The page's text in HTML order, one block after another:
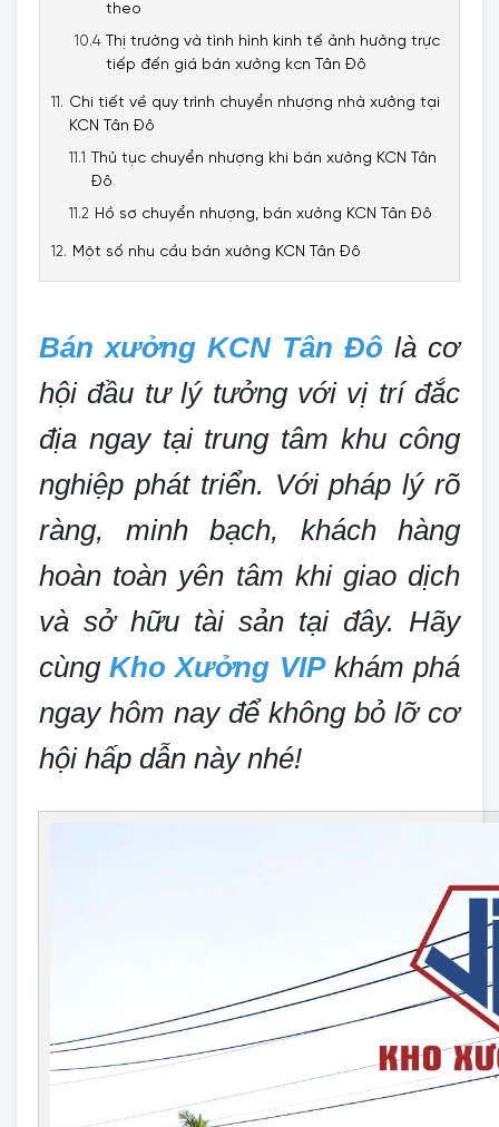
theo
Thị trường và tình hình kinh tế ảnh hưởng trực
tiếp đến giá bán xưởng kcn Tân Đô
Chi tiết về quy trình chuyển nhượng nhà xưởng tại
KCN Tân Đô
Thủ tục chuyển nhượng khi bán xưởng KCN Tân
Đô
Hồ sơ chuyển nhượng, bán xưởng KCN Tân Đô
Một số nhu cầu bán xưởng KCN Tân Đô
Bán xưởng KCN Tân Đô là cơ
hội đầu tư lý tưởng với vị trí đắc
địa ngay tại trung tâm khu công
nghiệp phát triển. Với pháp lý rõ
ràng, minh bạch, khách hàng
hoàn toàn yên tâm khi giao dịch
và sở hữu tài sản tại đây. Hãy
cùngKho Xưởng VIPkhám phá
ngay hôm nay để không bỏ lỡ cơ
hội hấp dẫn này nhé!